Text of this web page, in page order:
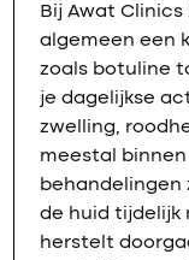
Bij Awat
algemeen een
zoals botuline
je dagelijkse
zwelling,
meestal
behandelingen
de huid tijdelijk
herstelt